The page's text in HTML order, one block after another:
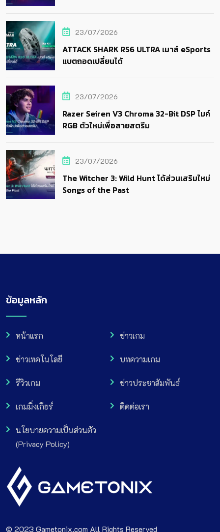
23/07/2026
ATTACK SHARK RS6 ULTRA เมาส์ eSports
แบตถอดเปลี่ยนได้
23/07/2026
Razer Seiren V3 Chroma 32-Bit DSP ไมค์
RGB ตัวใหม่เพื่อสายสตรีม
23/07/2026
The Witcher 3: Wild Hunt ได้ส่วนเสริมใหม่
Songs of the Past
ข้อมูลหลัก
หน้าแรก ข่าวเกม
ข่าวเทคโนโลยี บทความเกม
รีวิวเกม ข่าวประชาสัมพันธ์
เกมมิ่งเกียร์ ติดต่อเรา
นโยบายความเป็นส่วนตัว
(Privacy Policy)
© 2023 Gametonix.com All Rights Reserved